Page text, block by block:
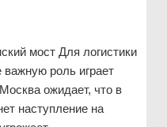
мост Для логистики
важную роль играет
ожидает, что в
наступление на